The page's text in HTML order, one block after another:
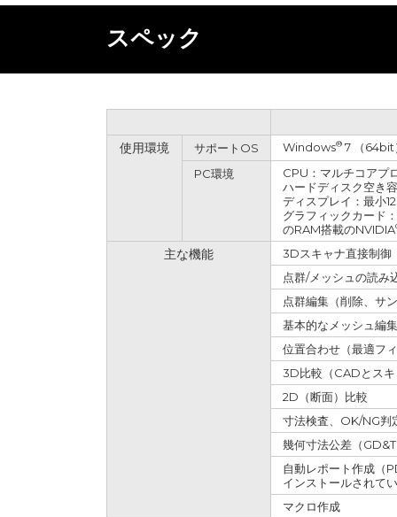
スペック
使用環境 サポートOS Windows® 7 （
PC環境
CPU：マルチコアプ
ハードディスク空き
ディスプレイ：最小
グラフィックカード
のRAM搭載のNVIDIA
主な機能
3Dスキャナ直接制御
点群/メッシュの読み
点群編集（削除、サ
基本的なメッシュ編
位置合わせ（最適フ
3D比較（CADとス
2D（断面）比較
寸法検査、OK/NG判
幾何寸法公差（
自動レポート作成（
インストールされて
マクロ作成